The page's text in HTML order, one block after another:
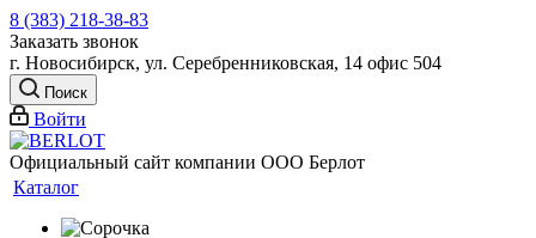
8 (383) 218-38-83
Заказать звонок
г. Новосибирск, ул. Серебренниковская, 14 офис 504
Поиск
Войти
Официальный сайт компании ООО Берлот
Каталог